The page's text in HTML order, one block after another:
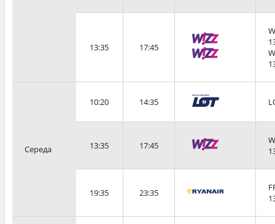
13:35 17:45
Середа
10:20 14:35
13:35 17:45
19:35 23:35